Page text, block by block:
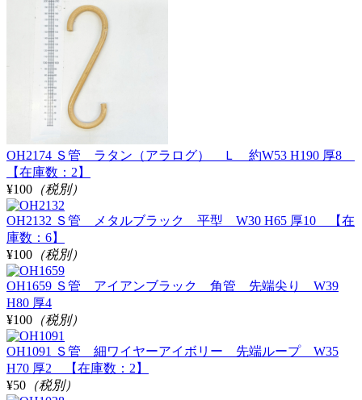
OH2174 Ｓ管 ラタン（アラログ） Ｌ 約W53 H190 厚8
【在庫数：2】
¥100 （税別）
OH2132 Ｓ管 メタルブラック 平型 W30 H65 厚10 【在
庫数：6】
¥100 （税別）
OH1659 Ｓ管 アイアンブラック 角管 先端尖り W39
H80 厚4
¥100 （税別）
OH1091 Ｓ管 細ワイヤーアイボリー 先端ループ W35
H70 厚2 【在庫数：2】
¥50 （税別）